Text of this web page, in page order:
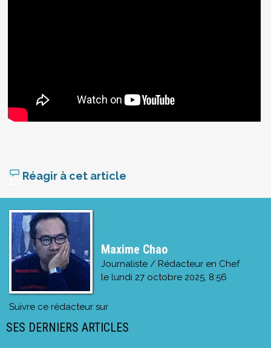
Réagir à cet article
Maxime Chao
Journaliste / Rédacteur en Chef
le lundi 27 octobre 2025, 8:56
Suivre ce rédacteur sur
SES DERNIERS ARTICLES